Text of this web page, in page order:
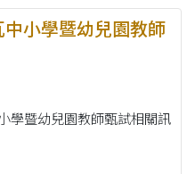
小學暨幼兒園教師
學暨幼兒園教師甄試相關訊